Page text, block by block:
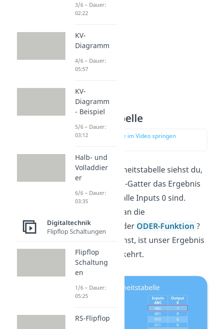
Wahrheitstabelle
zur Stelle im Video springen
Anhand der Wahrheitstabelle siehst du,
dass bei dem NOR-Gatter das Ergebnis
nur 1 wird, wenn alle Inputs 0 sind.
Erinnerst du dich an die
Wahrheitstabelle der ODER-Funktion ?
Wie du sehen kannst, ist unser Ergebnis
jetzt genau umgekehrt.
3/6 – Dauer:
02:22
KV-
Diagramm
4/6 – Dauer:
05:57
KV-
Diagramm
- Beispiel
5/6 – Dauer:
03:12
Halb- und
Volladdier
er
6/6 – Dauer:
03:35
Digitaltechnik
Flipflop Schaltungen
Flipflop
Schaltung
en
1/6 – Dauer:
05:25
RS-Flipflop